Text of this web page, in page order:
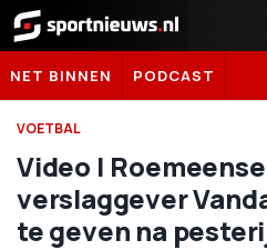
Sportnieuws.nl
NET BINNEN PODCAST
VOETBAL
Video |
verslaggever
te geven na